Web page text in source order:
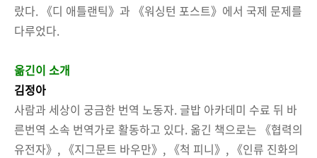
랐다. 《디 애틀랜틱》과 《워싱턴 포스트》에서 국제 문제를
다루었다.
옮긴이 소개
김정아
사람과 세상이 궁금한 번역 노동자. 글밥 아카데미 수료 뒤 바
른번역 소속 번역가로 활동하고 있다. 옮긴 책으로는 《협력의
유전자》, 《지그문트 바우만》, 《척 피니》, 《인류 진화의